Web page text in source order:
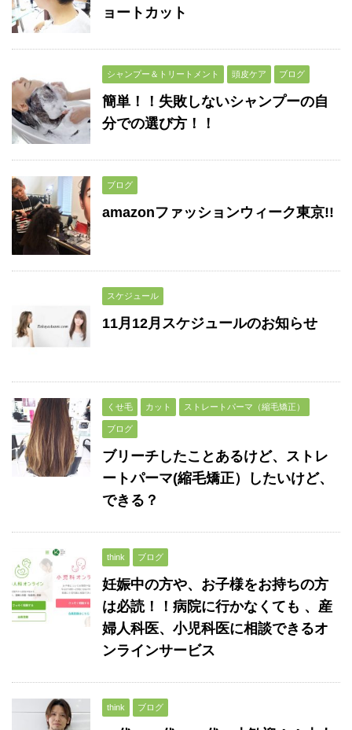
ョートカット
シャンプー＆トリートメント 頭皮ケア ブログ
簡単！！失敗しないシャンプーの自
分での選び方！！
ブログ
amazonファッションウィーク東京!!
スケジュール
11月12月スケジュールのお知らせ
くせ毛 カット ストレートパーマ（縮毛矯正）
ブログ
ブリーチしたことあるけど、ストレ
ートパーマ(縮毛矯正）したいけど、
できる？
think ブログ
妊娠中の方や、お子様をお持ちの方
は必読！！病院に行かなくても 、産
婦人科医、小児科医に相談できるオ
ンラインサービス
think ブログ